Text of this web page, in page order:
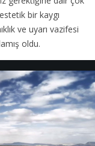
bir kaygı
ve uyarı vazifesi
oldu.